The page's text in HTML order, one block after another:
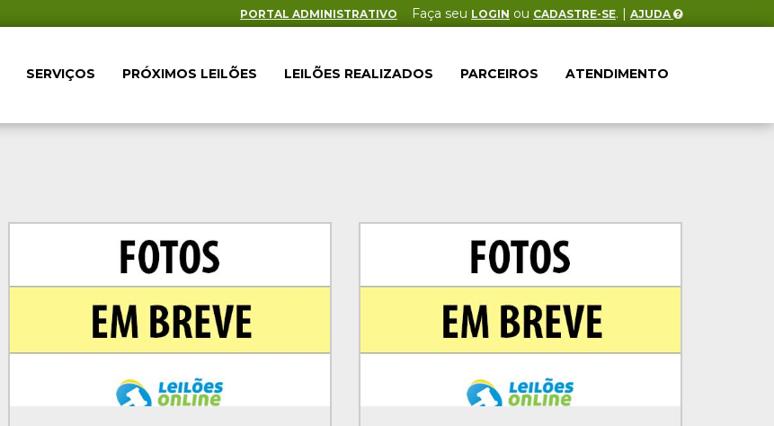
PORTAL ADMINISTRATIVO Faça seu LOGIN ou CADASTRE-SE. | AJUDA
SERVIÇOS PRÓXIMOS LEILÕES LEILÕES REALIZADOS PARCEIROS ATENDIMENTO